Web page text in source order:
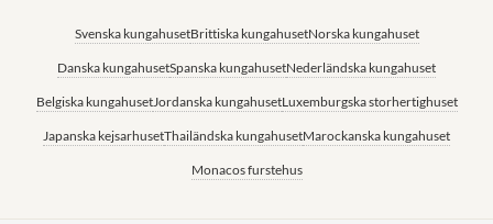
Svenska kungahusetBrittiska kungahusetNorska kungahuset
Danska kungahusetSpanska kungahusetNederländska kungahuset
Belgiska kungahusetJordanska kungahusetLuxemburgska storhertighuset
Japanska kejsarhusetThailändska kungahusetMarockanska kungahuset
Monacos furstehus